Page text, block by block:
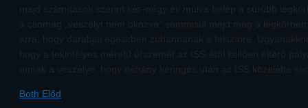
majd számítások szerint két–négy év múlva belép a sűrűbb
a csomag „veszélyt nem okozva” semmisül majd meg a
arra, hogy darabjai egészben zuhannának a felszínre.
hogy a tekintélyes méretű űrszemét az ISS-étől kellően eltérő
annak a veszélye, hogy néhány keringés után az ISS közelébe
Both Előd